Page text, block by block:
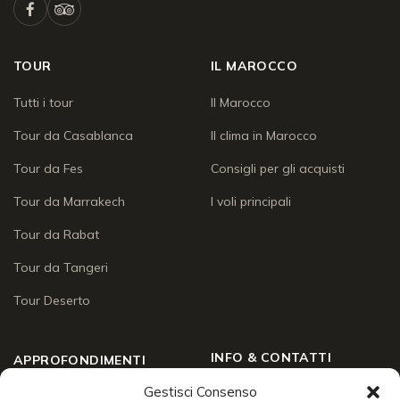
Gestisci Consenso
TOUR
Tutti i tour
Tour da Casablanca
Tour da Fes
Tour da Marrakech
Tour da Rabat
Tour da Tangeri
Tour Deserto
IL MAROCCO
Il Marocco
Il clima in Marocco
Consigli per gli acquisti
I voli principali
APPROFONDIMENTI INFO & CONTATTI
Chi siamo